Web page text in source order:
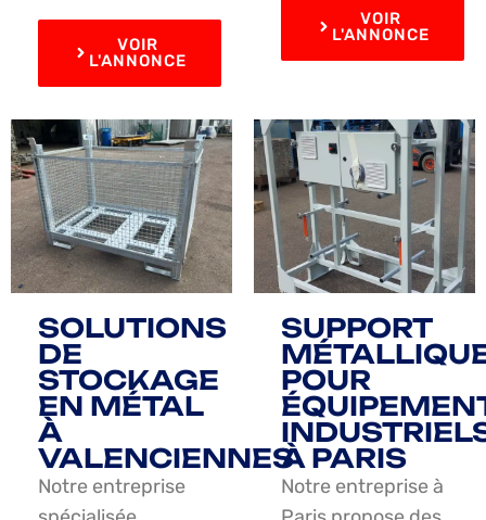
VOIR
L'ANNONCE
VOIR
L'ANNONCE
SOLUTIONS
DE
STOCKAGE
EN MÉTAL
À
VALENCIENNES
Notre entreprise
SUPPORT
POUR
À PARIS
Notre entreprise à